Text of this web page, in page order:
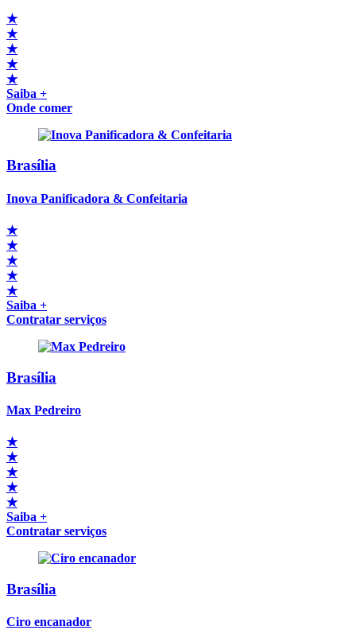
★
★
★
★
★
Saiba +
Onde comer
Brasília
Inova Panificadora & Confeitaria
★
★
★
★
★
Saiba +
Contratar serviços
Brasília
Max Pedreiro
★
★
★
★
★
Saiba +
Contratar serviços
Brasília
Ciro encanador